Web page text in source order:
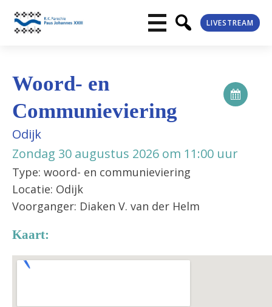
LIVESTREAM
Woord- en
Communieviering
Odijk
Zondag 30 augustus 2026 om 11:00 uur
Type: woord- en communieviering
Locatie: Odijk
Voorganger: Diaken V. van der Helm
Kaart: